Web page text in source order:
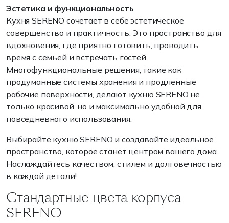
Эстетика и функциональность
Кухня SERENO сочетает в себе эстетическое
совершенство и практичность. Это пространство для
вдохновения, где приятно готовить, проводить
время с семьей и встречать гостей.
Многофункциональные решения, такие как
продуманные системы хранения и продленные
рабочие поверхности, делают кухню SERENO не
только красивой, но и максимально удобной для
повседневного использования.
Выбирайте кухню SERENO и создавайте идеальное
пространство, которое станет центром вашего дома.
Наслаждайтесь качеством, стилем и долговечностью
в каждой детали!
Стандартные цвета корпуса
SERENO